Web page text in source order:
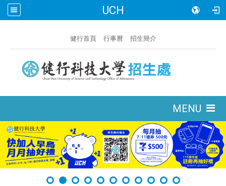
UCH
健行首頁 行事曆 招生簡介
MENU